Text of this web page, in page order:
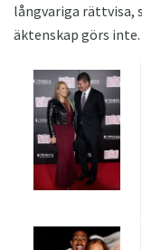
långvariga rättvisa,
äktenskap görs inte.